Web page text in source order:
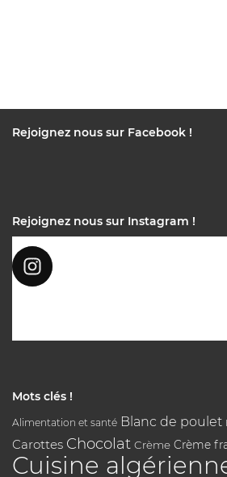
Rejoignez nous sur Facebook !
Rejoignez nous sur Instagram !
Mots clés !
Alimentation et santé Blanc de poulet
Carottes Chocolat Crème Crème
Cuisine